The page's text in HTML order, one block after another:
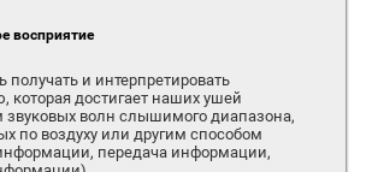
восприятие
получать и интерпретировать
которая достигает наших ушей
звуковых волн слышимого диапазона,
по воздуху или другим способом
передача информации,